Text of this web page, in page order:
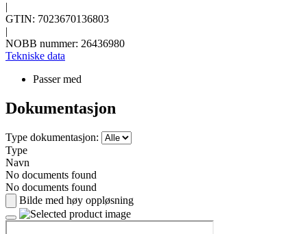
|
GTIN: 7023670136803
|
NOBB nummer: 26436980
Tekniske data
Passer med
Dokumentasjon
Type dokumentasjon:
Type
Navn
No documents found
No documents found
Bilde med høy oppløsning